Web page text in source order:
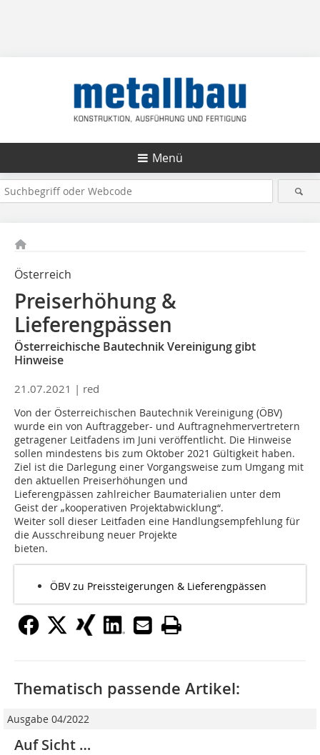
Menü
Österreich
Preiserhöhung &
Lieferengpässen
Österreichische Bautechnik Vereinigung gibt
Hinweise
21.07.2021 | red
Von der Österreichischen Bautechnik Vereinigung (ÖBV)
wurde ein von Auftraggeber- und Auftragnehmervertretern
getragener Leitfadens im Juni veröffentlicht. Die Hinweise
sollen mindestens bis zum Oktober 2021 Gültigkeit haben.
Ziel ist die Darlegung einer Vorgangsweise zum Umgang mit
den aktuellen Preiserhöhungen und
Lieferengpässen zahlreicher Baumaterialien unter dem
Geist der „kooperativen Projektabwicklung“.
Weiter soll dieser Leitfaden eine Handlungsempfehlung für
die Ausschreibung neuer Projekte
bieten.
ÖBV zu Preissteigerungen & Lieferengpässen
Thematisch passende Artikel:
Ausgabe 04/2022
Auf Sicht …